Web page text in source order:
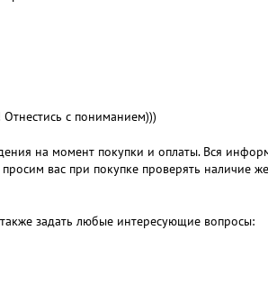
с пониманием)))
на момент покупки и оплаты. Вся
вас при покупке проверять наличие
задать любые интересующие вопросы: